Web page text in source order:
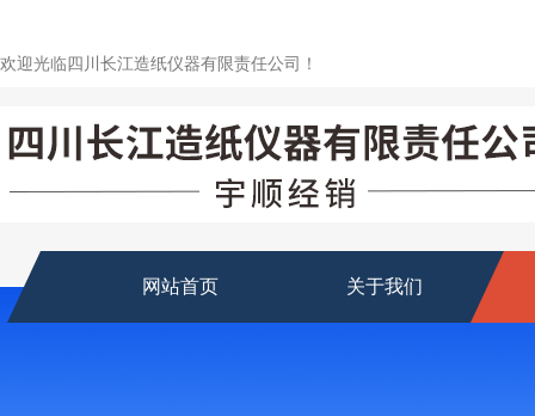
欢迎光临四川长江造纸仪器有限责任公司！
网站首页 关于我们